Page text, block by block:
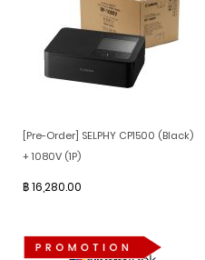
[Pre-Order] SELPHY CP1500 (Black)
+ 1080V (1P)
฿ 16,280.00